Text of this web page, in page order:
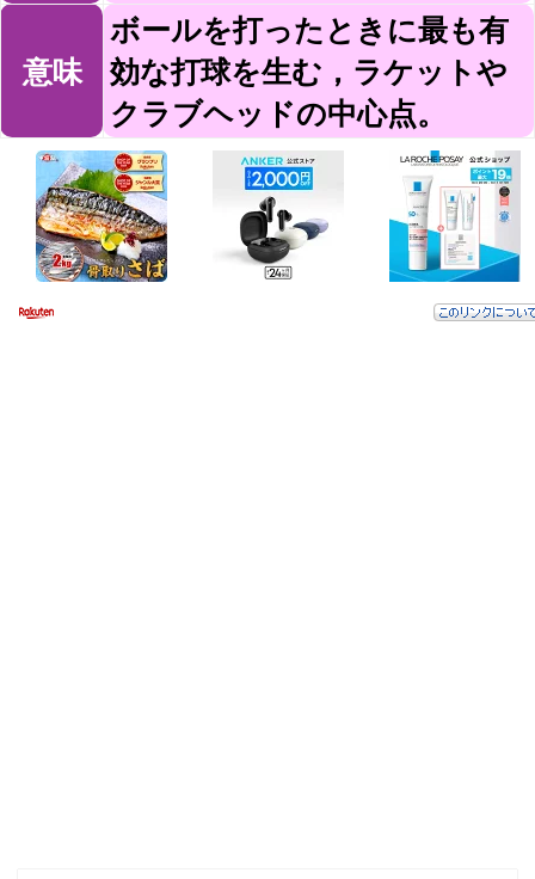
意味
ボールを打ったときに最も有
効な打球を生む，ラケットや
クラブヘッドの中心点。